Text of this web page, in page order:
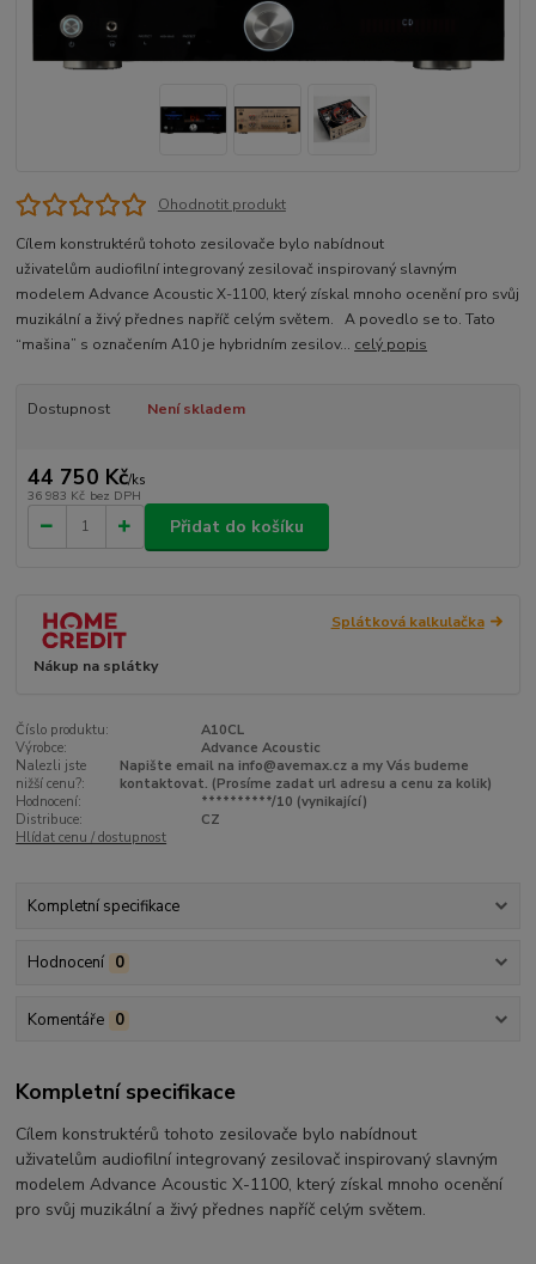
Ohodnotit produkt
Cílem konstruktérů tohoto zesilovače bylo nabídnout
uživatelům audiofilní integrovaný zesilovač inspirovaný slavným
modelem Advance Acoustic X-1100, který získal mnoho ocenění pro svůj
muzikální a živý přednes napříč celým světem. A povedlo se to. Tato
“mašina” s označením A10 je hybridním zesilov... celý popis
Dostupnost Není skladem
44 750 Kč/ks
36 983 Kč bez DPH
Přidat do košíku
Splátková kalkulačka
Nákup na splátky
Číslo produktu:
A10CL
Výrobce:
Advance Acoustic
Nalezli jste
nižší cenu?:
Napište email na info@avemax.cz a my Vás budeme
kontaktovat. (Prosíme zadat url adresu a cenu za kolik)
Hodnocení:
**********/10 (vynikající)
Distribuce:
CZ
Hlídat cenu / dostupnost
Kompletní specifikace
Hodnocení 0
Komentáře 0
Kompletní specifikace
Cílem konstruktérů tohoto zesilovače bylo nabídnout
uživatelům audiofilní integrovaný zesilovač inspirovaný slavným
modelem Advance Acoustic X-1100, který získal mnoho ocenění
pro svůj muzikální a živý přednes napříč celým světem.